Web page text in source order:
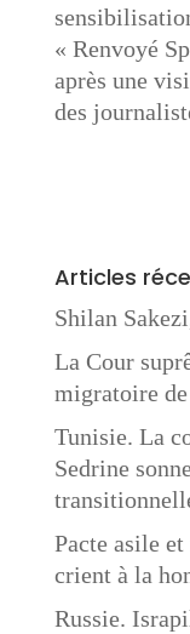
« Renvoyé
après une
des
Articles
Shilan
La Cour
migratoire
Tunisie. La
Sedrine
Pacte asile
crient à la
Russie.